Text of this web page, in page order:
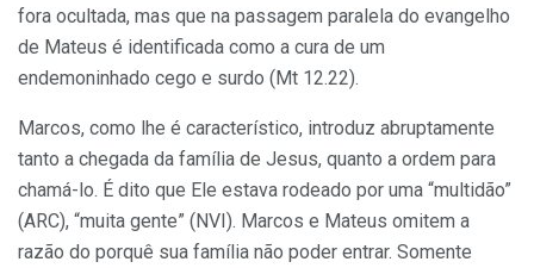
fora ocultada, mas que na passagem paralela do evangelho
de Mateus é identificada como a cura de um
endemoninhado cego e surdo (Mt 12.22).
Marcos, como lhe é característico, introduz abruptamente
tanto a chegada da família de Jesus, quanto a ordem para
chamá-lo. É dito que Ele estava rodeado por uma “multidão”
(ARC), “muita gente” (NVI). Marcos e Mateus omitem a
razão do porquê sua família não poder entrar. Somente